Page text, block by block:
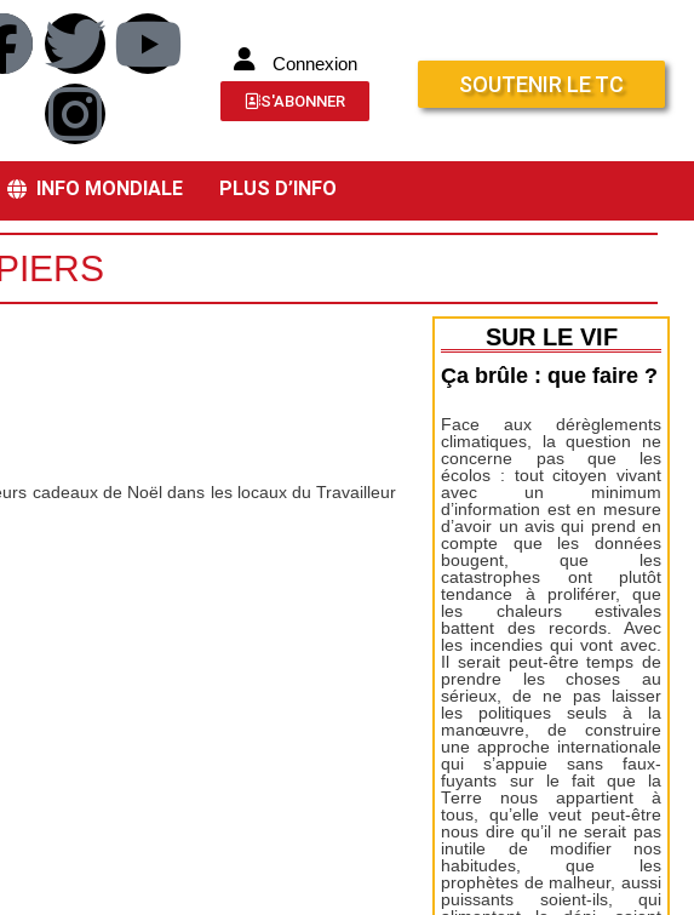
Connexion
S'ABONNER
SOUTENIR LE TC
INFO MONDIALE PLUS D’INFO
cadeaux de Noël dans les locaux du Travailleur
SUR LE VIF
Ça brûle : que faire ?
Face aux dérèglements
climatiques, la question ne
concerne pas que les
écolos : tout citoyen vivant
avec un minimum
d’information est en mesure
d’avoir un avis qui prend en
compte que les données
bougent, que les
catastrophes ont plutôt
tendance à proliférer, que
les chaleurs estivales
battent des records. Avec
les incendies qui vont avec.
Il serait peut-être temps de
prendre les choses au
sérieux, de ne pas laisser
les politiques seuls à la
manœuvre, de construire
une approche internationale
qui s’appuie sans faux-
fuyants sur le fait que la
Terre nous appartient à
tous, qu’elle veut peut-être
nous dire qu’il ne serait pas
inutile de modifier nos
habitudes, que les
prophètes de malheur, aussi
puissants soient-ils, qui